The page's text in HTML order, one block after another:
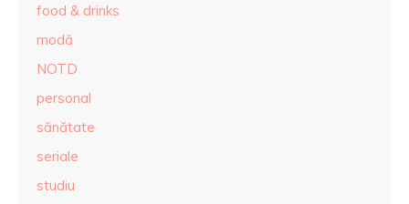
food & drinks
modă
NOTD
personal
sănătate
seriale
studiu